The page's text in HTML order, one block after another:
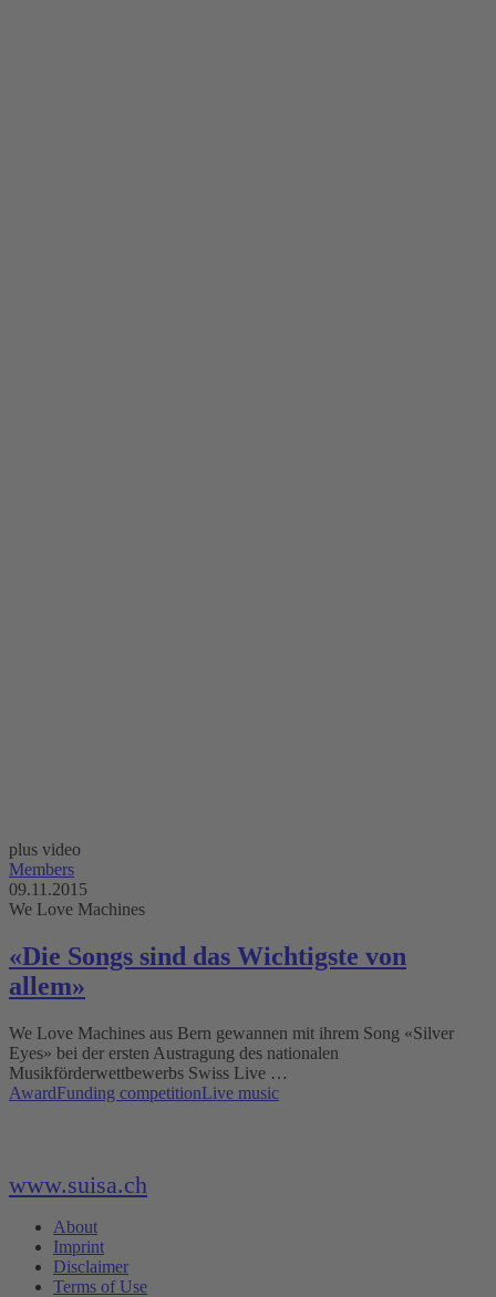
plus video
Members
09.11.2015
We Love Machines
«Die Songs sind das Wichtigste von
allem»
We Love Machines aus Bern gewannen mit ihrem Song «Silver
Eyes» bei der ersten Austragung des nationalen
Musikförderwettbewerbs Swiss Live …
AwardFunding competitionLive music
www.suisa.ch
About
Imprint
Disclaimer
Terms of Use